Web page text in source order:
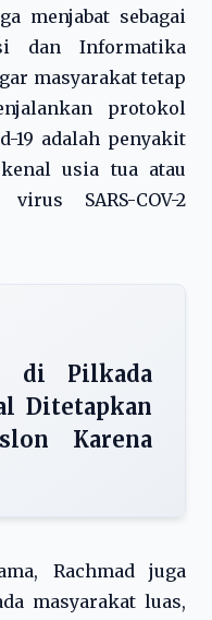
menjabat sebagai
dan Informatika
masyarakat tetap
protokol
19 adalah penyakit
usia tua atau
SARS-COV-2
di Pilkada
Ditetapkan
Karena
Rachmad juga
masyarakat luas,